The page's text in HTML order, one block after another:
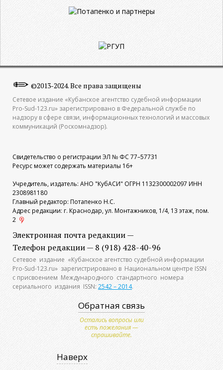
©2013-2024. Все права защищены
Сетевое издание «Кубанское агентство судебной информации
Pro-Sud-123.ru» зарегистрировано в Федеральной службе по
надзору в сфере связи, информационных технологий и массовых
коммуникаций (Роскомнадзор).
Свидетельство о регистрации ЭЛ № ФС 77–57731
Ресурс может содержать материалы 16+
Учредитель, издатель: АНО "КубАСИ" ОГРН 1132300002097 ИНН
2308981180
Главный редактор: Потапенко Н.С.
Адрес редакции: г. Краснодар, ул. Монтажников, 1/4, 13 этаж, пом.
2
Электронная почта редакции —
Телефон редакции — 8 (918) 428-40-96
Сетевое издание «Кубанское агентство судебной информации
Pro-Sud-123.ru» зарегистрировано в Национальном центре ISSN
с присвоением Международного стандартного номера
сериального издания ISSN: 2542 – 2014.
Обратная связь
Остались вопросы или
есть пожелания —
спрашивайте.
Наверх